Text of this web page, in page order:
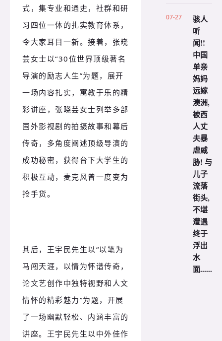
式，集专业和通史，社群和研
习四位一体的扎实教育体系，
令大家耳目一新。接着，张晓
芸女士以“30位世界顶级著名
导演的励志人生”为题，展开
一场内容扎实，寓教于乐的精
彩讲座，张晓芸女士列举多部
国外影视剧的拍摄故事和幕后
传奇，多角度阐述顶级导演的
成功秘密，获得台下大学生的
积极互动，麦克风曾一度变为
抢手货。
其后，王宇民先生以“以笔为
马闯天涯，以情为怀谱传奇，
论文艺创作中独特视野和人文
情怀的精彩魅力”为题，开展
了一场幽默轻松、内涵丰富的
讲座。王宇民先生以中外佳作
07-27
骇人
听
闻!!
中国
单亲
妈妈
远嫁
澳洲,
被西
人丈
夫暴
虐威
胁! 与
儿子
流落
街头,
不堪
遭遇
终于
浮出
水
面......